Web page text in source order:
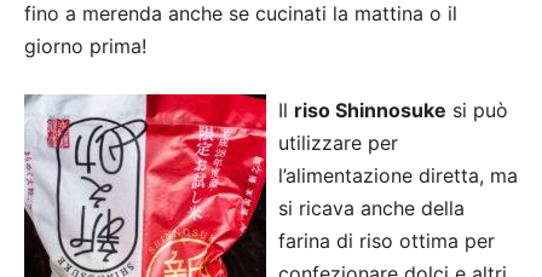
fino a merenda anche se cucinati la mattina o il
giorno prima!
Il riso Shinnosuke si può
utilizzare per
l’alimentazione diretta, ma
si ricava anche della
farina di riso ottima per